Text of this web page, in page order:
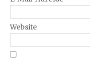
Website